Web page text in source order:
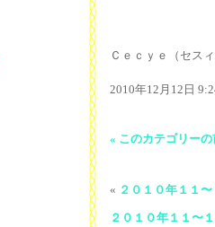
Ｃｅｃｙｅ（セスィ
2010年12月12日
« このカテゴリー
« ２０１０年１１
２０１０年１１〜